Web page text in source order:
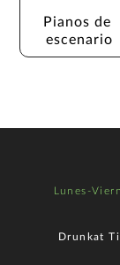
Pianos de
escenario
Lunes-
Drunkat